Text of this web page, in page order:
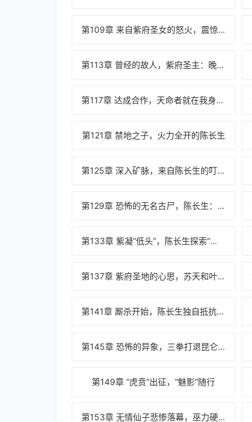
第109章 来自紫府圣女的怒火，震惊天下的修行体系
第113章 曾经的故人，紫府圣主：晚上来我房间
第117章 达成合作，天命者就在我身边？
第121章 禁地之子，火力全开的陈长生
第125章 深入矿脉，来自陈长生的叮嘱
第129章 恐怖的无名古尸，陈长生：赶快跑路呀！
第133章 紫凝“低头”，陈长生探索“学海”
第137章 紫府圣地的心思，苏天和叶恨生的困局
第141章 厮杀开始，陈长生独自抵抗两大圣地
第145章 恐怖的异象，三拳打退昆仑圣地
第149章 “虎贲”出征，“魅影”随行
第153章 无情仙子悲惨落幕，巫力硬闯圣墟禁地